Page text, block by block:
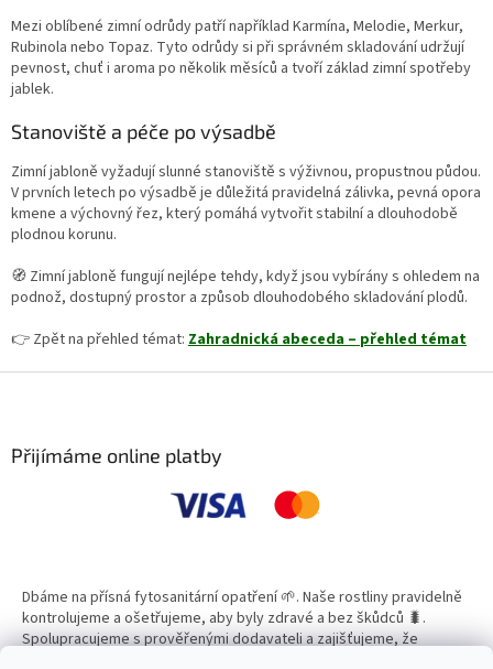
v
ý
p
u
Mezi oblíbené zimní odrůdy patří například Karmína, Melodie, Merkur,
Rubinola nebo Topaz. Tyto odrůdy si při správném skladování udržují
pevnost, chuť i aroma po několik měsíců a tvoří základ zimní spotřeby
jablek.
Stanoviště a péče po výsadbě
Zimní jabloně vyžadují slunné stanoviště s výživnou, propustnou půdou.
V prvních letech po výsadbě je důležitá pravidelná zálivka, pevná opora
kmene a výchovný řez, který pomáhá vytvořit stabilní a dlouhodobě
plodnou korunu.
🧭 Zimní jabloně fungují nejlépe tehdy, když jsou vybírány s ohledem na
podnož, dostupný prostor a způsob dlouhodobého skladování plodů.
👉 Zpět na přehled témat: Zahradnická abeceda – přehled témat
Přijímáme online platby
Dbáme na přísná fytosanitární opatření 🌱. Naše rostliny pravidelně
kontrolujeme a ošetřujeme, aby byly zdravé a bez škůdců 🐛.
Spolupracujeme s prověřenými dodavateli a zajišťujeme, že